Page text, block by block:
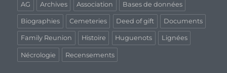
AG Archives Association Bases de données
Biographies Cemeteries Deed of gift Documents
Family Reunion Histoire Huguenots Lignées
Nécrologie Recensements